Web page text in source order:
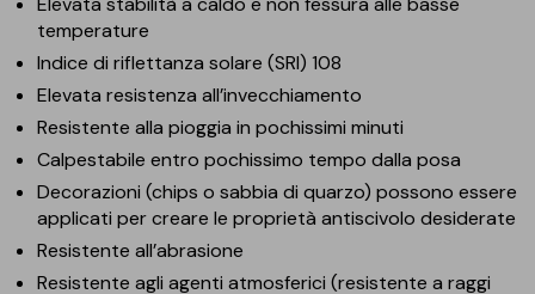
temperature
Indice di riflettanza solare (SRI) 108
Elevata resistenza all’invecchiamento
Resistente alla pioggia in pochissimi minuti
Calpestabile entro pochissimo tempo dalla posa
Decorazioni (chips o sabbia di quarzo) possono essere
applicati per creare le proprietà antiscivolo desiderate
Resistente all’abrasione
Resistente agli agenti atmosferici (resistente a raggi